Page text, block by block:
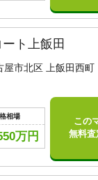
ト上飯田
屋市北区 上飯田西町
相場
万円
この
無料査